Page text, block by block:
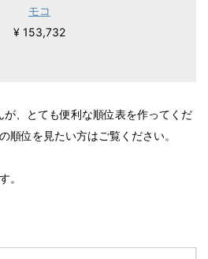
モコ
¥ 153,732
が、とても便利な順位表を作ってくだ
順位を見たい方はご覧ください。
。